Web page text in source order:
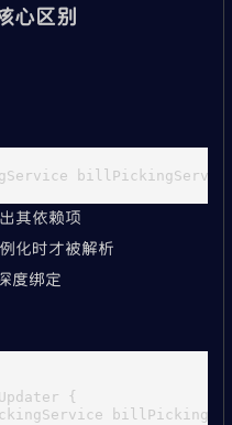
心区别
其依赖项
化时才被解析
度绑定
{